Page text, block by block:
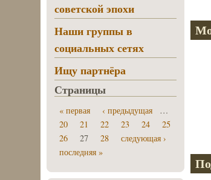
советской эпохи
Наши группы в
социальных сетях
Ищу партнёра
Страницы
« первая ‹ предыдущая
…
20
21 22 23 24
25
26
27 28
следующая ›
последняя »